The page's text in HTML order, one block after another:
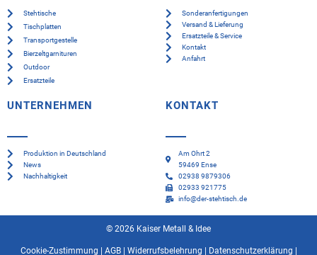
Stehtische
Tischplatten
Transportgestelle
Bierzeltgarnituren
Outdoor
Ersatzteile
Sonderanfertigungen
Versand & Lieferung
Ersatzteile & Service
Kontakt
Anfahrt
UNTERNEHMEN
Produktion in Deutschland
News
Nachhaltigkeit
KONTAKT
Am Ohrt 2
59469 Ense
02938 9879306
02933 921775
info@der-stehtisch.de
© 2026 Kaiser Metall & Idee
Cookie-Zustimmung AGB| Widerrufsbelehrung Datenschutzerklärung